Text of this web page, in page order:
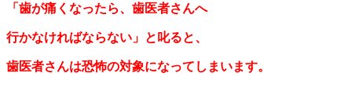
「歯が痛くなったら、歯医者さんへ
行かなければならない」 と叱ると、
歯医者さんは恐怖の対象になってしまいます。